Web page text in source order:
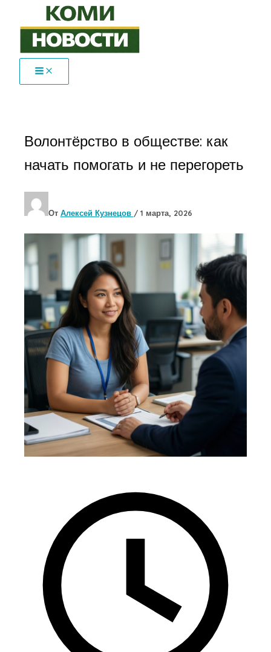
содержимому
Волонтёрство в обществе: как
начать помогать и не перегореть
От Алексей Кузнецов / 1 марта, 2026